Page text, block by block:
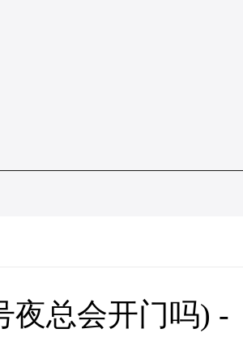
夜总会开门吗) -